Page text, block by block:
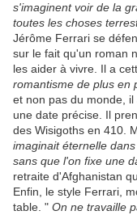
s'imaginent voir de la
toutes les choses
Jérôme Ferrari se
sur le fait qu'un roman
les aider à vivre. Il a
romantisme de plus en
et non pas du monde,
une date précise. Il
des Wisigoths en 410.
imaginait éternelle
sans que l'on fixe une
retraite d'Afghanistan
Enfin, le style Ferrari,
table. " On ne travaille